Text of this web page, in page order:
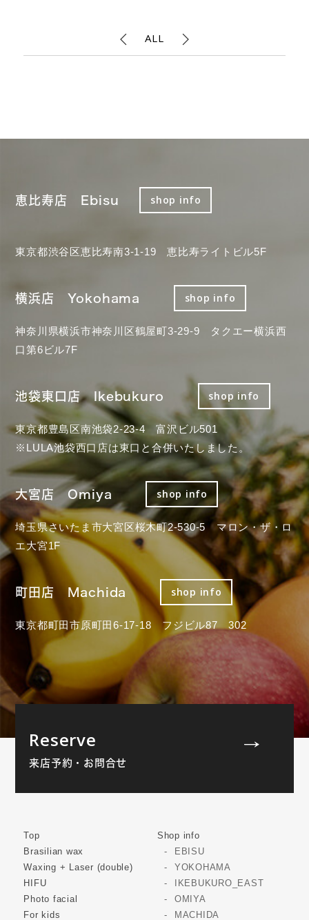
ALL
恵比寿店 Ebisu shop info
東京都渋谷区恵比寿南3-1-19 恵比寿ライトビル5F
横浜店 Yokohama shop info
神奈川県横浜市神奈川区鶴屋町3-29-9 タクエー横浜西
口第6ビル7F
池袋東口店 Ikebukuro shop info
東京都豊島区南池袋2-23-4 富沢ビル501
※LULA池袋西口店は東口と合併いたしました。
大宮店 Omiya shop info
埼玉県さいたま市大宮区桜木町2-530-5 マロン・ザ・ロ
エ大宮1F
町田店 Machida shop info
東京都町田市原町田6-17-18 フジビル87 302
Reserve
来店予約・お問合せ
Top
Brasilian wax
Waxing + Laser (double)
HIFU
Photo facial
For kids
Shop info
EBISU
YOKOHAMA
IKEBUKURO_EAST
OMIYA
MACHIDA